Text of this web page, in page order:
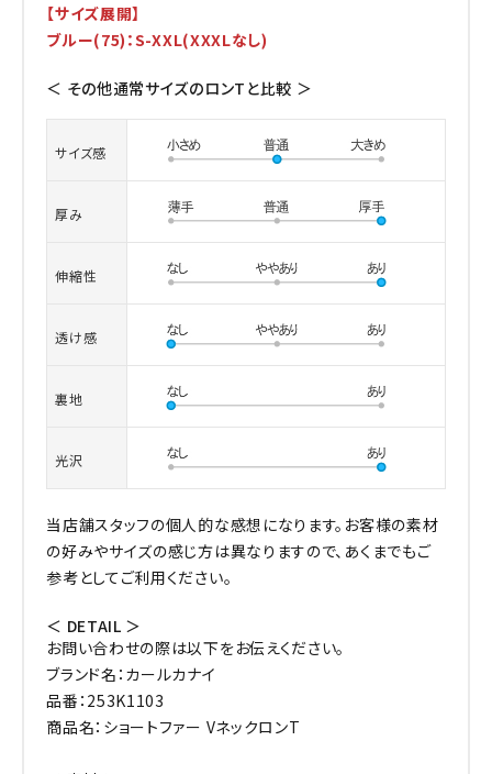
【サイズ展開】
ブルー(75)：S-XXL(XXXLなし)
＜ その他通常サイズのロンTと比較 ＞
サイズ感
厚み
伸縮性
透け感
裏地
光沢
当店舗スタッフの個人的な感想になります。お客様の素材
の好みやサイズの感じ方は異なりますので、あくまでもご
参考としてご利用ください。
＜ DETAIL ＞
お問い合わせの際は以下をお伝えください。
ブランド名：カールカナイ
品番：253K1103
商品名：ショートファー VネックロンT